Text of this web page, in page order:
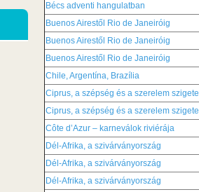
Bécs adventi hangulatban
Buenos Airestől Rio de Janeiróig
Buenos Airestől Rio de Janeiróig
Buenos Airestől Rio de Janeiróig
Chile, Argentína, Brazília
Ciprus, a szépség és a szerelem szigete
Ciprus, a szépség és a szerelem szigete
Côte d’Azur – karneválok riviérája
Dél-Afrika, a szivárványország
Dél-Afrika, a szivárványország
Dél-Afrika, a szivárványország